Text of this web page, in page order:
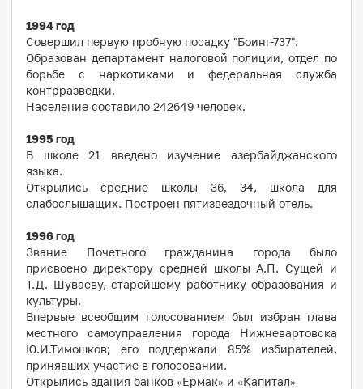
1994год
Совершил первую пробную посадку "Боинг-737".
Образован департамент налоговой полиции, отдел по
борьбе с наркотиками и федеральная служба
контрразведки.
Население составило 242649 человек.
1995 год
В школе 21 введено изучение азербайджанского
языка.
Открылись средние школы 36, 34, школа для
слабослышащих. Построен пятизвездочный отель.
1996год
Звание Почетного гражданина города было
присвоено директору средней школы А.П. Сущей и
Т.Д. Шуваеву, старейшему работнику образования и
культуры.
Впервые всеобщим голосованием был избран глава
местного самоуправления города Нижневартовска
Ю.И.Тимошков; его поддержали 85% избирателей,
принявших участие в голосовании.
Открылись здания банков «Ермак» и «Капитал»